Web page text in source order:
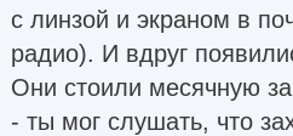
с линзой и экраном в
радио). И вдруг
Они стоили месячную
- ты мог слушать, что